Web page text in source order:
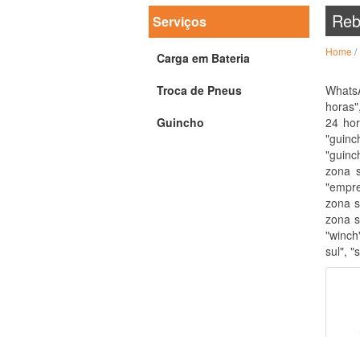
Serviços
Carga em Bateria
Troca de Pneus
Guincho
Home /
24
zona
zona
zona
sul",